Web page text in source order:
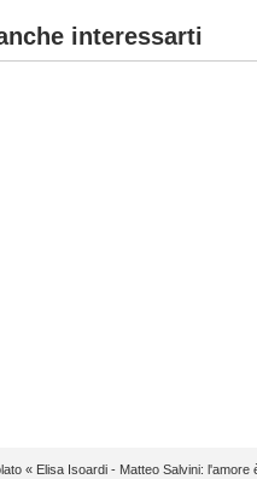
interessarti
« Elisa Isoardi - Matteo Salvini: l'amore